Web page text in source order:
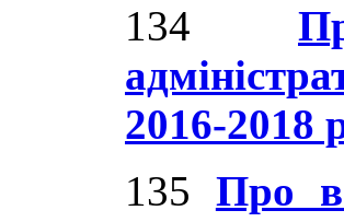
134
2016-2018
135 Про